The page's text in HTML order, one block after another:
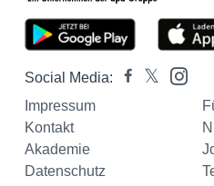
Social Media:
Impressum
Kontakt
Akademie
Datenschutz